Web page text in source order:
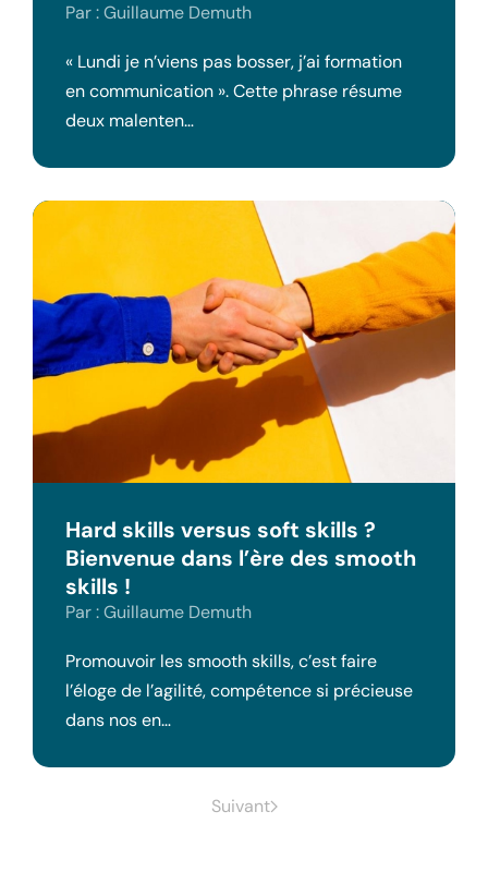
Par : Guillaume Demuth
« Lundi je n’viens pas bosser, j’ai formation
en communication ». Cette phrase résume
deux malenten…
Hard skills versus soft skills ?
Bienvenue dans l’ère des smooth
skills !
Par : Guillaume Demuth
Promouvoir les smooth skills, c’est faire
l’éloge de l’agilité, compétence si précieuse
dans nos en…
Suivant